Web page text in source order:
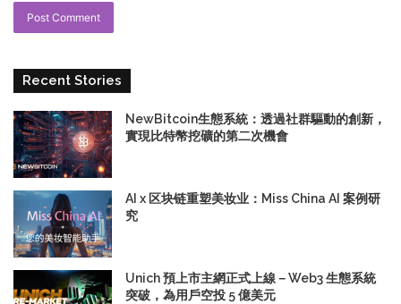
Recent Stories
NewBitcoin生態系統：透過社群驅動的創新，
實現比特幣挖礦的第二次機會
AI x 区块链重塑美妆业：Miss China AI 案例研
究
Unich 預上市主網正式上線－Web3 生態系統
突破，為用戶空投 5 億美元